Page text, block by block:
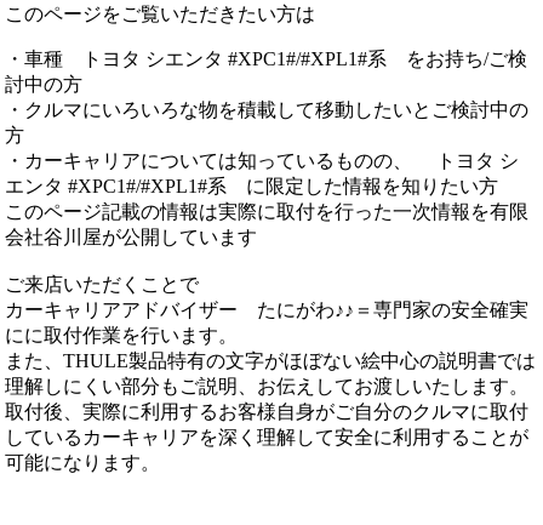
このページをご覧いただきたい方は
・車種 トヨタ シエンタ #XPC1#/#XPL1#系 をお持ち/ご検
討中の方
・クルマにいろいろな物を積載して移動したいとご検討中の
方
・カーキャリアについては知っているものの、 トヨタ シ
エンタ #XPC1#/#XPL1#系 に限定した情報を知りたい方
このページ記載の情報は実際に取付を行った一次情報を有限
会社谷川屋が公開しています
ご来店いただくことで
カーキャリアアドバイザー たにがわ♪♪＝専門家の安全確実
にに取付作業を行います。
また、THULE製品特有の文字がほぼない絵中心の説明書では
理解しにくい部分もご説明、お伝えしてお渡しいたします。
取付後、実際に利用するお客様自身がご自分のクルマに取付
しているカーキャリアを深く理解して安全に利用することが
可能になります。